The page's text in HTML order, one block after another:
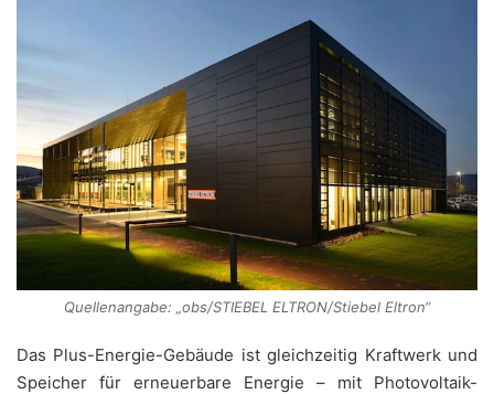
Quellenangabe: „obs/STIEBEL ELTRON/Stiebel Eltron“
Das Plus-Energie-Gebäude ist gleichzeitig Kraftwerk und
Speicher für erneuerbare Energie – mit Photovoltaik-